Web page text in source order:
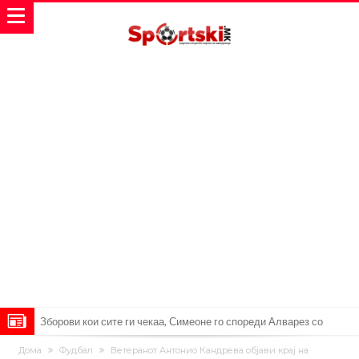
Зборови кои сите ги чекаа, Симеоне го спореди Алварез со
Гризман
Реал Мадрид ја прекинува потрагата по нов играч за врска
Дома Фудбал
Ветеранот Антонио Кандрева објави крај на